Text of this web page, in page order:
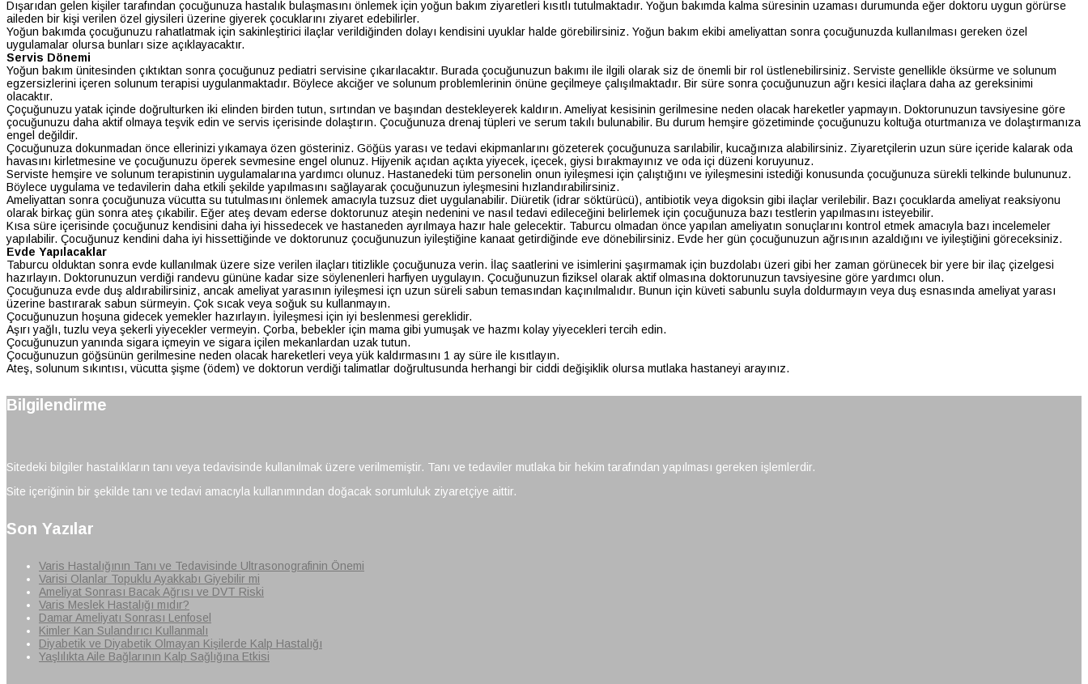
Dışarıdan gelen kişiler tarafından çocuğunuza hastalık bulaşmasını önlemek için yoğun bakım ziyaretleri kısıtlı tutulmaktadır. Yoğun bakımda kalma süresinin uzaması durumunda eğer doktoru uygun görürse
aileden bir kişi verilen özel giysileri üzerine giyerek çocuklarını ziyaret edebilirler.
Yoğun bakımda çocuğunuzu rahatlatmak için sakinleştirici ilaçlar verildiğinden dolayı kendisini uyuklar halde görebilirsiniz. Yoğun bakım ekibi ameliyattan sonra çocuğunuzda kullanılması gereken özel
uygulamalar olursa bunları size açıklayacaktır.
Servis Dönemi
Yoğun bakım ünitesinden çıktıktan sonra çocuğunuz pediatri servisine çıkarılacaktır. Burada çocuğunuzun bakımı ile ilgili olarak siz de önemli bir rol üstlenebilirsiniz. Serviste genellikle öksürme ve solunum
egzersizlerini içeren solunum terapisi uygulanmaktadır. Böylece akciğer ve solunum problemlerinin önüne geçilmeye çalışılmaktadır. Bir süre sonra çocuğunuzun ağrı kesici ilaçlara daha az gereksinimi
olacaktır.
Çoçuğunuzu yatak içinde doğrulturken iki elinden birden tutun, sırtından ve başından destekleyerek kaldırın. Ameliyat kesisinin gerilmesine neden olacak hareketler yapmayın. Doktorunuzun tavsiyesine göre
çocuğunuzu daha aktif olmaya teşvik edin ve servis içerisinde dolaştırın. Çocuğunuza drenaj tüpleri ve serum takılı bulunabilir. Bu durum hemşire gözetiminde çocuğunuzu koltuğa oturtmanıza ve dolaştırmanıza
engel değildir.
Çocuğunuza dokunmadan önce ellerinizi yıkamaya özen gösteriniz. Göğüs yarası ve tedavi ekipmanlarını gözeterek çocuğunuza sarılabilir, kucağınıza alabilirsiniz. Ziyaretçilerin uzun süre içeride kalarak oda
havasını kirletmesine ve çocuğunuzu öperek sevmesine engel olunuz. Hijyenik açıdan açıkta yiyecek, içecek, giysi bırakmayınız ve oda içi düzeni koruyunuz.
Serviste hemşire ve solunum terapistinin uygulamalarına yardımcı olunuz. Hastanedeki tüm personelin onun iyileşmesi için çalıştığını ve iyileşmesini istediği konusunda çocuğunuza sürekli telkinde bulununuz.
Böylece uygulama ve tedavilerin daha etkili şekilde yapılmasını sağlayarak çocuğunuzun iyleşmesini hızlandırabilirsiniz.
Ameliyattan sonra çocuğunuza vücutta su tutulmasını önlemek amacıyla tuzsuz diet uygulanabilir. Diüretik (idrar söktürücü), antibiotik veya digoksin gibi ilaçlar verilebilir. Bazı çocuklarda ameliyat reaksiyonu
olarak birkaç gün sonra ateş çıkabilir. Eğer ateş devam ederse doktorunuz ateşin nedenini ve nasıl tedavi edileceğini belirlemek için çocuğunuza bazı testlerin yapılmasını isteyebilir.
Kısa süre içerisinde çocuğunuz kendisini daha iyi hissedecek ve hastaneden ayrılmaya hazır hale gelecektir. Taburcu olmadan önce yapılan ameliyatın sonuçlarını kontrol etmek amacıyla bazı incelemeler
yapılabilir. Çocuğunuz kendini daha iyi hissettiğinde ve doktorunuz çocuğunuzun iyileştiğine kanaat getirdiğinde eve dönebilirsiniz. Evde her gün çocuğunuzun ağrısının azaldığını ve iyileştiğini göreceksiniz.
Evde Yapılacaklar
Taburcu olduktan sonra evde kullanılmak üzere size verilen ilaçları titizlikle çocuğunuza verin. İlaç saatlerini ve isimlerini şaşırmamak için buzdolabı üzeri gibi her zaman görünecek bir yere bir ilaç çizelgesi
hazırlayın. Doktorunuzun verdiği randevu gününe kadar size söylenenleri harfiyen uygulayın. Çocuğunuzun fiziksel olarak aktif olmasına doktorunuzun tavsiyesine göre yardımcı olun.
Çocuğunuza evde duş aldırabilirsiniz, ancak ameliyat yarasının iyileşmesi içn uzun süreli sabun temasından kaçınılmalıdır. Bunun için küveti sabunlu suyla doldurmayın veya duş esnasında ameliyat yarası
üzerine bastırarak sabun sürmeyin. Çok sıcak veya soğuk su kullanmayın.
Çocuğunuzun hoşuna gidecek yemekler hazırlayın. İyileşmesi için iyi beslenmesi gereklidir.
Aşırı yağlı, tuzlu veya şekerli yiyecekler vermeyin. Çorba, bebekler için mama gibi yumuşak ve hazmı kolay yiyecekleri tercih edin.
Çocuğunuzun yanında sigara içmeyin ve sigara içilen mekanlardan uzak tutun.
Çocuğunuzun göğsünün gerilmesine neden olacak hareketleri veya yük kaldırmasını 1 ay süre ile kısıtlayın.
Ateş, solunum sıkıntısı, vücutta şişme (ödem) ve doktorun verdiği talimatlar doğrultusunda herhangi bir ciddi değişiklik olursa mutlaka hastaneyi arayınız.
Bilgilendirme
Sitedeki bilgiler hastalıkların tanı veya tedavisinde kullanılmak üzere verilmemiştir. Tanı ve tedaviler mutlaka bir hekim tarafından yapılması gereken işlemlerdir.
Site içeriğinin bir şekilde tanı ve tedavi amacıyla kullanımından doğacak sorumluluk ziyaretçiye aittir.
Son Yazılar
Varis Hastalığının Tanı ve Tedavisinde Ultrasonografinin Önemi
Varisi Olanlar Topuklu Ayakkabı Giyebilir mi
Ameliyat Sonrası Bacak Ağrısı ve DVT Riski
Varis Meslek Hastalığı mıdır?
Damar Ameliyatı Sonrası Lenfosel
Kimler Kan Sulandırıcı Kullanmalı
Diyabetik ve Diyabetik Olmayan Kişilerde Kalp Hastalığı
Yaşlılıkta Aile Bağlarının Kalp Sağlığına Etkisi